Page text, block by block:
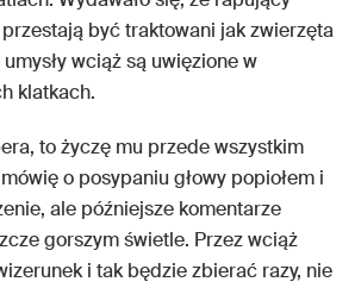
być traktowani jak zwierzęta
wciąż są uwięzione w
klatkach.
to życzę mu przede wszystkim
o posypaniu głowy popiołem i
ale późniejsze komentarze
gorszym świetle. Przez wciąż
i tak będzie zbierać razy, nie